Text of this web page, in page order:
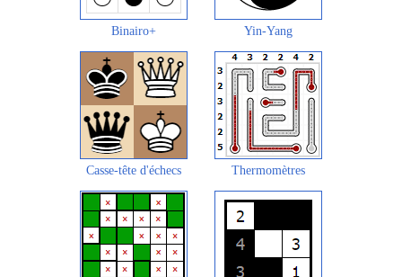
Binairo+ Yin-Yang
Casse-tête d'échecs Thermomètres